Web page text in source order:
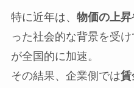
特に近年は、 物価の上昇
った社会的な背景を受
が全国的に加速。
その結果、企業側では賃